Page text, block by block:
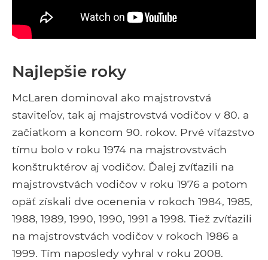
Najlepšie roky
McLaren dominoval ako majstrovstvá
staviteľov, tak aj majstrovstvá vodičov v 80. a
začiatkom a koncom 90. rokov. Prvé víťazstvo
tímu bolo v roku 1974 na majstrovstvách
konštruktérov aj vodičov. Ďalej zvíťazili na
majstrovstvách vodičov v roku 1976 a potom
opäť získali dve ocenenia v rokoch 1984, 1985,
1988, 1989, 1990, 1990, 1991 a 1998. Tiež zvíťazili
na majstrovstvách vodičov v rokoch 1986 a
1999. Tím naposledy vyhral v roku 2008.